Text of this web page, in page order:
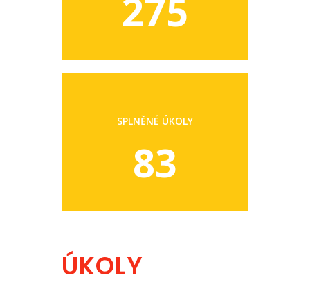
275
SPLNĚNÉ ÚKOLY
83
ÚKOLY